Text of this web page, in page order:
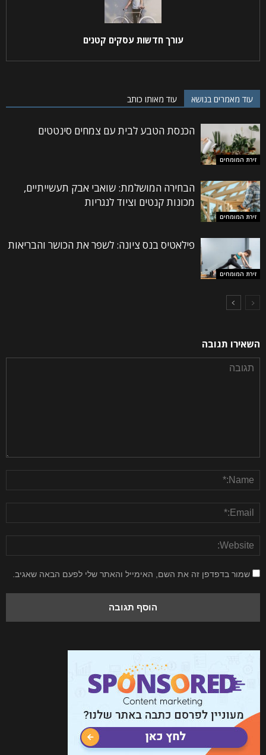
עורך חדשות עסקים קטנים
עוד מאמרים בנושא עוד מאותו כותב
זירת המומחים
הכנסת הטבע לבית עם צמחים סינטטים
זירת המומחים
הבחירה המושלמת: שואבי אבק תעשייתיים,
מכונות קנטים וציוד לנגריות
זירת המומחים
פילאטיס בנס ציונה: לשפר את הכושר והבריאות
השאירו תגובה
שמור בדפדפן זה את השם, האימייל והאתר שלי לפעם הבאה שאגיב.